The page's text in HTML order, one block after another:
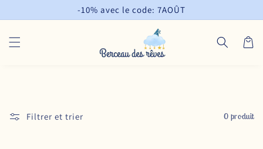
au
-10% avec le code: 7AOÛT
Panier
Filtrer et trier 0 produit